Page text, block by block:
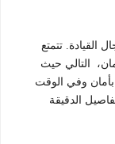
القيادة. تتمتع
التالي حيث
وفي الوقت
الدقيقة